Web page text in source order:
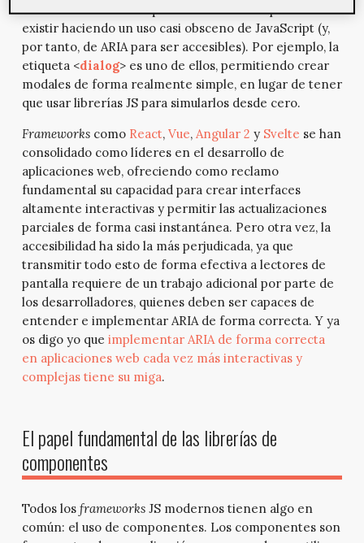
renderizar controles que hasta ahora solo podían
existir haciendo un uso casi obsceno de JavaScript (y,
por tanto, de ARIA para ser accesibles). Por ejemplo, la
etiqueta <dialog> es uno de ellos, permitiendo crear
modales de forma realmente simple, en lugar de tener
que usar librerías JS para simularlos desde cero.
Frameworkscomo React, Vue, Angular 2 y Svelte se han
consolidado como líderes en el desarrollo de
aplicaciones web, ofreciendo como reclamo
fundamental su capacidad para crear interfaces
altamente interactivas y permitir las actualizaciones
parciales de forma casi instantánea. Pero otra vez, la
accesibilidad ha sido la más perjudicada, ya que
transmitir todo esto de forma efectiva a lectores de
pantalla requiere de un trabajo adicional por parte de
los desarrolladores, quienes deben ser capaces de
entender e implementar ARIA de forma correcta. Y ya
os digo yo que implementar ARIA de forma correcta
en aplicaciones web cada vez más interactivas y
complejas tiene su miga.
El papel fundamental de las librerías de
componentes
Todos los frameworksJS modernos tienen algo en
común: el uso de componentes. Los componentes son